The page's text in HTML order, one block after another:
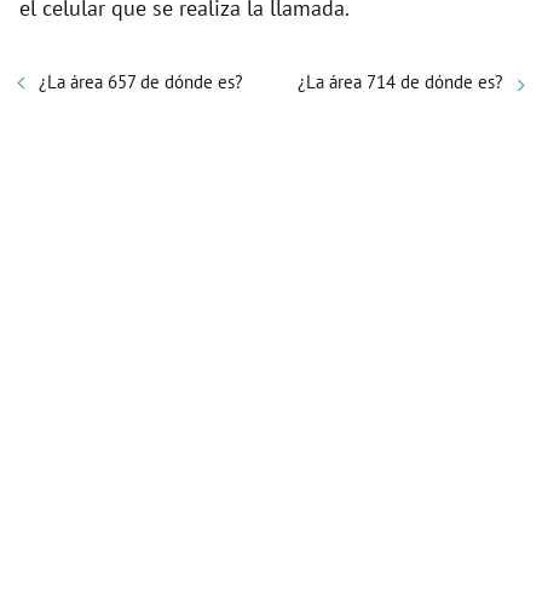
el celular que se realiza la llamada.
¿La área 657 de dónde es? ¿La área 714 de dónde es?